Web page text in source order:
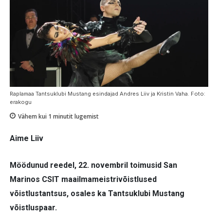
Raplamaa Tantsuklubi Mustang esindajad Andres Liiv ja Kristin Vaha. Foto:
erakogu
Vähem kui 1 minutit lugemist
Aime Liiv
Möödunud reedel, 22. novembril toimusid San
Marinos CSIT maailmameistrivõistlused
võistlustantsus, osales ka Tantsuklubi Mustang
võistluspaar.